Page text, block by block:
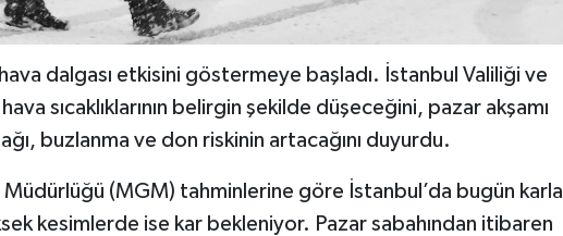
dalgası etkisini göstermeye başladı. İstanbul Valiliği ve
sıcaklıklarının belirgin şekilde düşeceğini, pazar akşamı
buzlanma ve don riskinin artacağını duyurdu.
(MGM) tahminlerine göre İstanbul’da bugün karla
kesimlerde ise kar bekleniyor. Pazar sabahından itibaren